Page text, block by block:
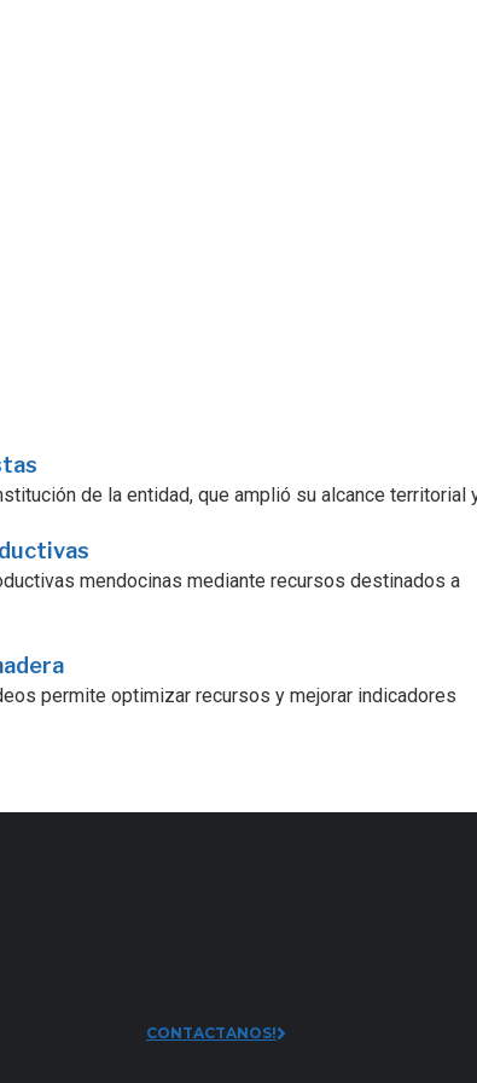
de la entidad, que amplió su alcance territorial
mendocinas mediante recursos destinados a
permite optimizar recursos y mejorar indicadores
CONTACTANOS!